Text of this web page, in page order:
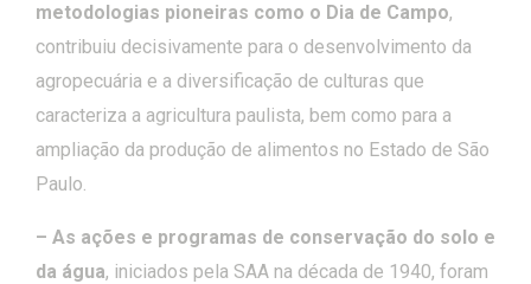
metodologias pioneiras como o Dia de Campo,
contribuiu decisivamente para o desenvolvimento da
agropecuária e a diversificação de culturas que
caracteriza a agricultura paulista, bem como para a
ampliação da produção de alimentos no Estado de São
Paulo.
– As ações e programas de conservação do solo e
da água, iniciados pela SAA na década de 1940, foram